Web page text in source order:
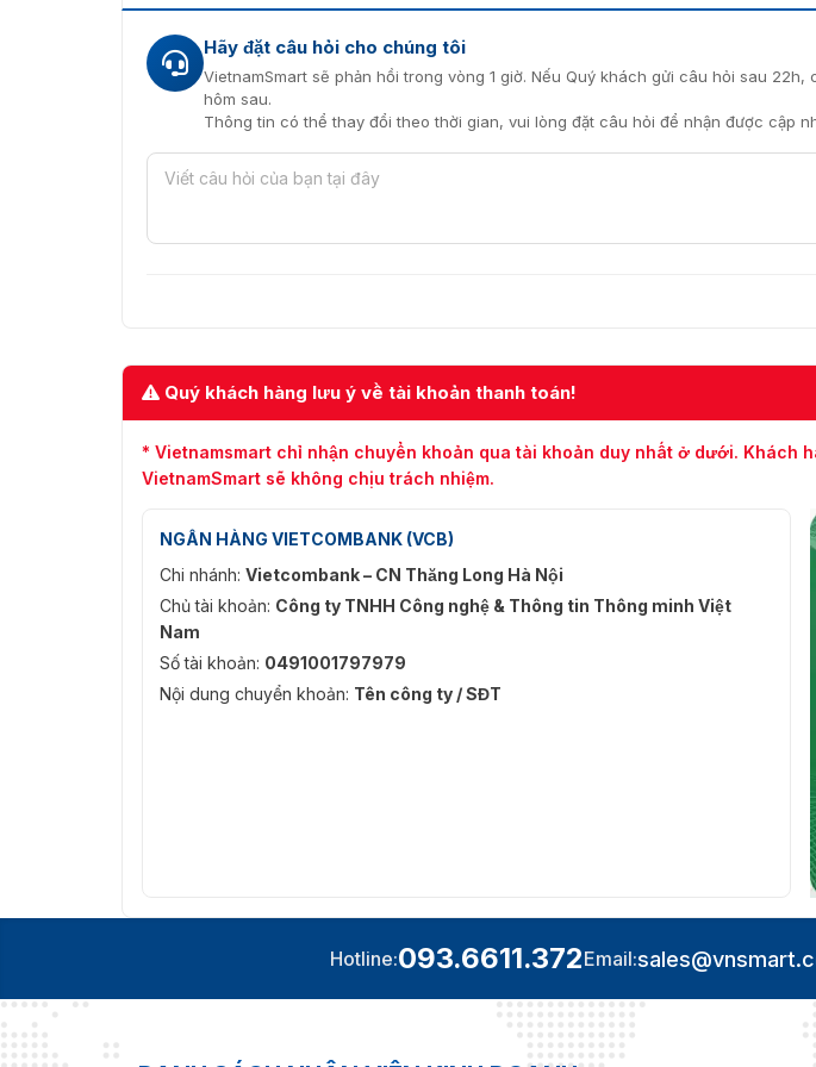
Hãy đặt câu hỏi cho chúng tôi
VietnamSmart sẽ phản hồi trong vòng 1 giờ. Nếu Quý khách gửi câu hỏi sau 22h,
hôm sau.
Thông tin có thể thay đổi theo thời gian, vui lòng đặt câu hỏi để nhận được cập
Quý khách hàng lưu ý về tài khoản thanh toán!
* Vietnamsmart chỉ nhận chuyển khoản qua tài khoản duy nhất ở dưới. Khách
VietnamSmart sẽ không chịu trách nhiệm.
NGÂN HÀNG VIETCOMBANK (VCB)
Chi nhánh: Vietcombank – CN Thăng Long Hà Nội
Chủ tài khoản: Công ty TNHH Công nghệ & Thông tin Thông minh Việt
Nam
Số tài khoản: 0491001797979
Nội dung chuyển khoản: Tên công ty / SĐT
Hotline:093.6611.372Email: